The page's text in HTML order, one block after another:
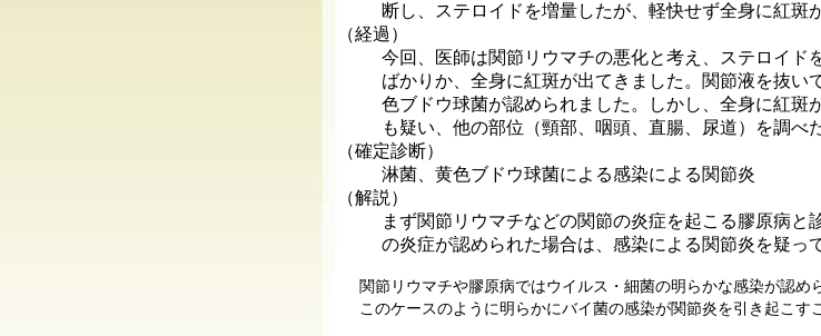
断し、ステロイドを増量したが、軽快せず全身に紅斑
（経過）
今回、医師は関節リウマチの悪化と考え、ステロイド
ばかりか、全身に紅斑が出てきました。関節液を抜い
色ブドウ球菌が認められました。しかし、全身に紅斑
も疑い、他の部位（頸部、咽頭、直腸、尿道）を調べ
（確定診断）
淋菌、黄色ブドウ球菌による感染による関節炎
（解説）
まず関節リウマチなどの関節の炎症を起こる膠原病と
の炎症が認められた場合は、感染による関節炎を疑っ
関節リウマチや膠原病ではウイルス・細菌の明らかな感染が認め
このケースのように明らかにバイ菌の感染が関節炎を引き起こす